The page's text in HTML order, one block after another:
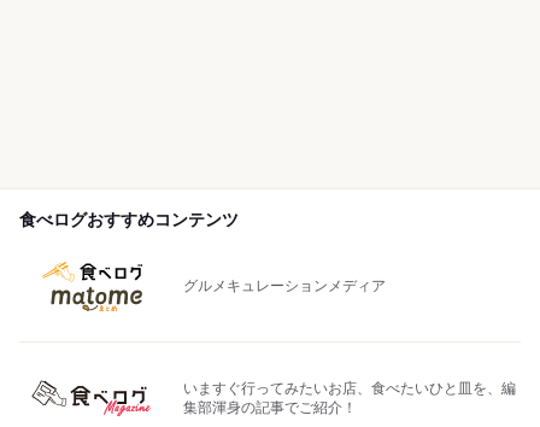
食べログおすすめコンテンツ
グルメキュレーションメディア
いますぐ行ってみたいお店、食べたいひと皿を、編
集部渾身の記事でご紹介！